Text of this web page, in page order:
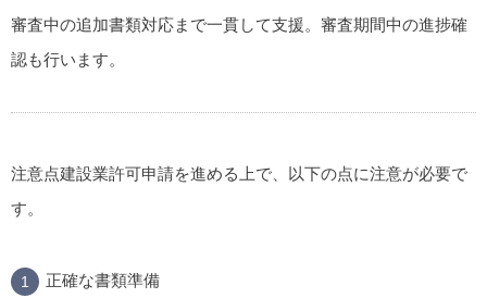
審査中の追加書類対応まで一貫して支援。審査期間中の進捗確
認も行います。
注意点建設業許可申請を進める上で、以下の点に注意が必要で
す。
正確な書類準備